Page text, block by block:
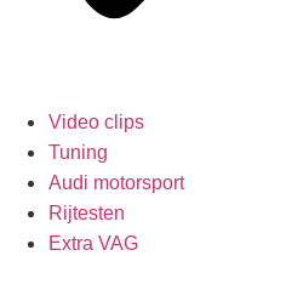
Video clips
Tuning
Audi motorsport
Rijtesten
Extra VAG